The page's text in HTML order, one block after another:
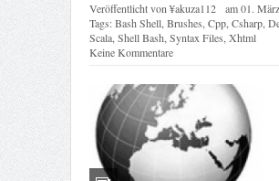
Veröffentlicht von¥akuza112 am01.
Tags:Bash Shell,Brushes,Cpp,Csharp,
Scala,Shell Bash,Syntax Files,Xhtml
Keine Kommentare